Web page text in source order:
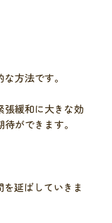
方法です。
張緩和に大きな効
ができます。
延ばしていきま